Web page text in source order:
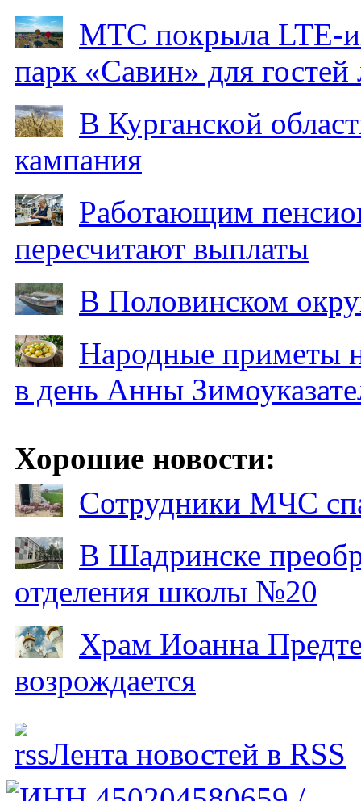
МТС покрыла LTE-
парк «Савин» для гостей
В Курганской
кампания
Работающим
пересчитают выплаты
В Половинском
Народные приметы
в день Анны
Хорошие новости:
Сотрудники МЧС
В Шадринске
отделения школы №20
Храм Иоанна
возрождается
Лента новостей в RSS